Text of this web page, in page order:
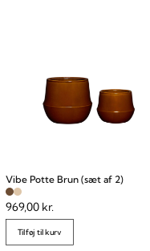
Vibe Potte Brun (sæt af 2)
969,00 kr.
Tilføj til kurv